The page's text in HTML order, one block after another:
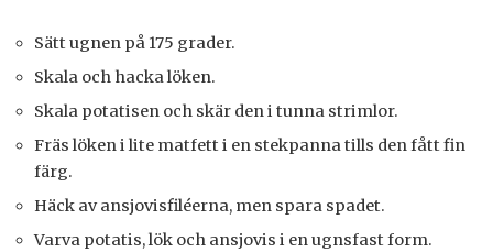
Sätt ugnen på 175 grader.
Skala och hacka löken.
Skala potatisen och skär den i tunna strimlor.
Fräs löken i lite matfett i en stekpanna tills den fått fin
färg.
Häck av ansjovisfiléerna, men spara spadet.
Varva potatis, lök och ansjovis i en ugnsfast form.